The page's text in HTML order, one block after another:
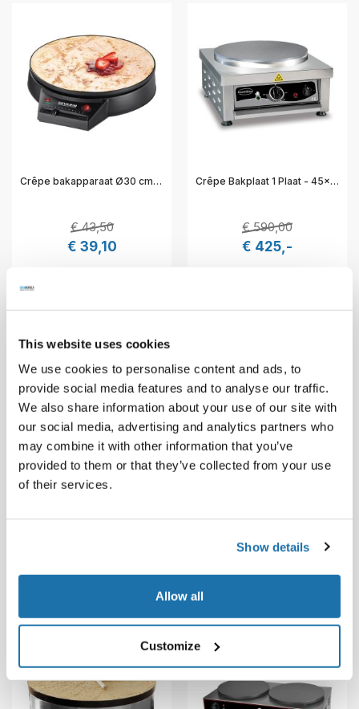
This website uses cookies
We use cookies to personalise content and ads, to
provide social media features and to analyse our traffic.
We also share information about your use of our site with
our social media, advertising and analytics partners who
may combine it with other information that you’ve
provided to them or that they’ve collected from your use
of their services.
Show details
Allow all
Customize
Crêpe bakapparaat Ø30 cm elektr. metaal - 30,5x34,5x8 cm - Severin 910054
€ 43,50
€ 39,10
Crêpe Bakplaat 1 Plaat - 45x52x24,5 cm - Combisteel 7491.0040
€ 590,00
€ 425,-
€ 219,00